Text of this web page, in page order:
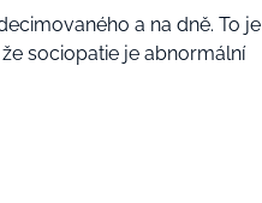
a na dně. To je
sociopatie je abnormální